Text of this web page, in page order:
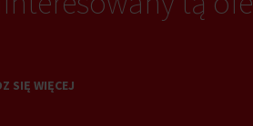
SIĘ WIĘCEJ